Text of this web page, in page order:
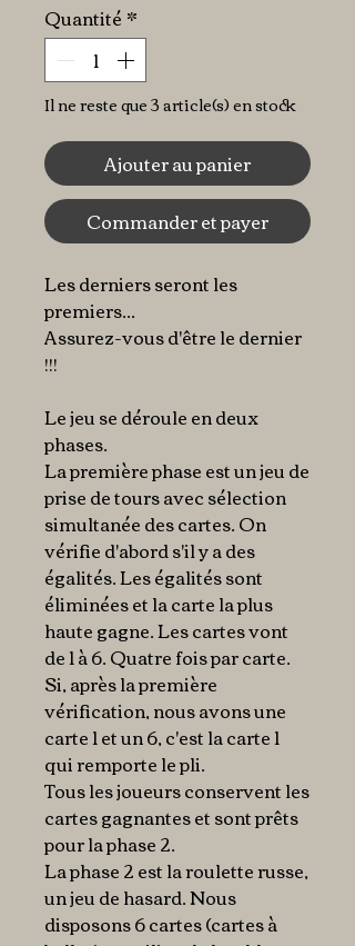
Quantité *
Il ne reste que 3 article(s) en stock
Ajouter au panier
Commander et payer
Les derniers seront les
premiers...
Assurez-vous d'être le dernier
!!!
Le jeu se déroule en deux
phases.
La première phase est un jeu de
prise de tours avec sélection
simultanée des cartes. On
vérifie d'abord s'il y a des
égalités. Les égalités sont
éliminées et la carte la plus
haute gagne. Les cartes vont
de 1 à 6. Quatre fois par carte.
Si, après la première
vérification, nous avons une
carte 1 et un 6, c'est la carte 1
qui remporte le pli.
Tous les joueurs conservent les
cartes gagnantes et sont prêts
pour la phase 2.
La phase 2 est la roulette russe,
un jeu de hasard. Nous
disposons 6 cartes (cartes à